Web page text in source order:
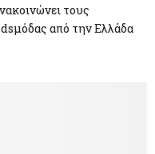
τους
από την Ελλάδα